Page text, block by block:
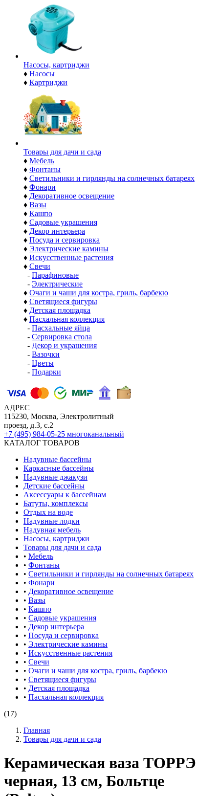
Насосы, картриджи
♦ Насосы
♦ Картриджи
Товары для дачи и сада
♦ Мебель
♦ Фонтаны
♦ Светильники и гирлянды на солнечных батареях
♦ Фонари
♦ Декоративное освещение
♦ Вазы
♦ Кашпо
♦ Садовые украшения
♦ Декор интерьера
♦ Посуда и сервировка
♦ Электрические камины
♦ Искусственные растения
♦ Свечи
- Парафиновые
- Электрические
♦ Очаги и чаши для костра, гриль, барбекю
♦ Светящиеся фигуры
♦ Детская площадка
♦ Пасхальная коллекция
- Пасхальные яйца
- Сервировка стола
- Декор и украшения
- Вазочки
- Цветы
- Подарки
АДРЕС
115230, Москва, Электролитный
проезд, д.3, с.2
+7 (495) 984-05-25 многоканальный
КАТАЛОГ ТОВАРОВ
Надувные бассейны
Каркасные бассейны
Надувные джакузи
Детские бассейны
Аксессуары к бассейнам
Батуты, комплексы
Отдых на воде
Надувные лодки
Надувная мебель
Насосы, картриджи
Товары для дачи и сада
• Мебель
• Фонтаны
• Светильники и гирлянды на солнечных батареях
• Фонари
• Декоративное освещение
• Вазы
• Кашпо
• Садовые украшения
• Декор интерьера
• Посуда и сервировка
• Электрические камины
• Искусственные растения
• Свечи
• Очаги и чаши для костра, гриль, барбекю
• Светящиеся фигуры
• Детская площадка
• Пасхальная коллекция
(17)
Главная
Товары для дачи и сада
Керамическая ваза ТОРРЭ
черная, 13 см, Больтце